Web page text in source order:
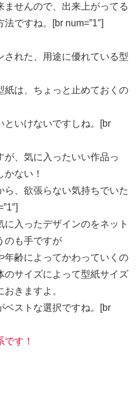
ませんので、出来上がってる
ですね。[br num=”1″]
された、用途に優れている型
紙は、ちょっと止めておくの
いけないですしね。
[br
、気に入ったいい作品っ
ない！
ら、欲張らない気持ちでいた
入ったデザインのをネット
のも手ですが
年齢によってかわっていくの
のサイズによって型紙サイズ
きますよ。
ベストな選択ですね。[br
す！